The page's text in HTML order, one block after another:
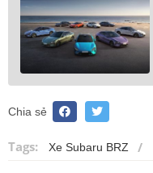
Chia sẻ
Tags: Xe Subaru BRZ